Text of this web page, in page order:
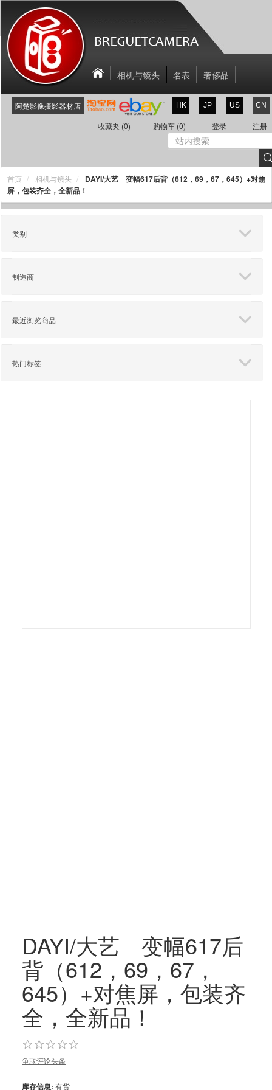
CN
US
JP
HK
阿楚影像摄影器材店
注册
登录
购物车 (0)
收藏夹 (0)
相机与镜头 名表
奢侈品
相机配件
关于我们
联系我们
新商品
折扣区
首页 相机与镜头
DAYI/大艺 变幅617后背（612，69，67，645）+对焦
屏，包装齐全，全新品！
类别
制造商
最近浏览商品
热门标签
DAYI/大艺 变幅617后
背（612，69，67，
645）+对焦屏，包装齐
全，全新品！
争取评论头条
库存信息: 有货